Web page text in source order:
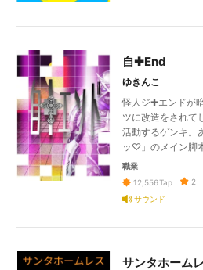
自✚End
ゆきんこ
怪人ジ✚エンドが
ツに改造をされて
活動するゲンキ。
ッ♡」のメイン脚
職業
12,556Tap 2
サウンド
サンタホーム